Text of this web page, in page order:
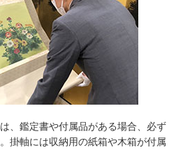
、鑑定書や付属品がある場合、必ず
掛軸には収納用の紙箱や木箱が付属